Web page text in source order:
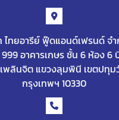
ไทยอารีย์ ฟู๊ดแอนด์เฟรนด์ จ
999 อาคารเกษร ชั้น 6 ห้อง 6
พลินจิต แขวงลุมพินี เขตปทุม
กรุงเทพฯ 10330